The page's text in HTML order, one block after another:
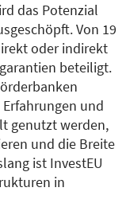
das Potenzial
Von 19
oder indirekt
beteiligt.
und
genutzt werden,
und die Breite
ist InvestEU
in